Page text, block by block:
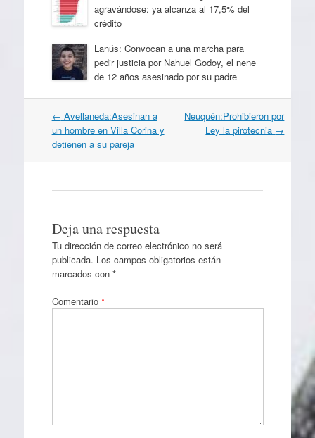
agravándose: ya alcanza al 17,5% del
crédito
Lanús: Convocan a una marcha para
pedir justicia por Nahuel Godoy, el nene
de 12 años asesinado por su padre
Navegación
por
artículos
← Avellaneda:Asesinan a
un hombre en Villa Corina y
detienen a su pareja
Neuquén:Prohibieron por
Ley la pirotecnia →
Deja una respuesta
Tu dirección de correo electrónico no será
publicada. Los campos obligatorios están
marcados con *
Comentario *